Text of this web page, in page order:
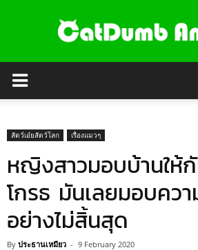
สัตว์เอ๋ยสัตว์โลก เรื่องแมวๆ
หญิงสาวมอบบ้านให้
โกรธ มันเลยมอบควา
อย่างไม่สิ้นสุด
By ประธานเหมียว - 9 February 2020